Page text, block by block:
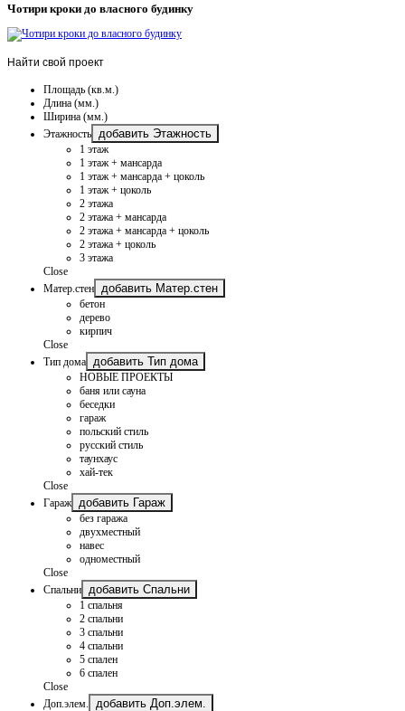
Чотири кроки до власного будинку
Найти свой проект
Площадь (кв.м.)
Длина (мм.)
Ширина (мм.)
Этажность
добавить Этажность
1 этаж
1 этаж + мансарда
1 этаж + мансарда + цоколь
1 этаж + цоколь
2 этажа
2 этажа + мансарда
2 этажа + мансарда + цоколь
2 этажа + цоколь
3 этажа
Close
Матер.стен
добавить Матер.стен
бетон
дерево
кирпич
Close
Тип дома
добавить Тип дома
НОВЫЕ ПРОЕКТЫ
баня или сауна
беседки
гараж
польский стиль
русский стиль
таунхаус
хай-тек
Close
Гараж
добавить Гараж
без гаража
двухместный
навес
одноместный
Close
Спальни
добавить Спальни
1 спальня
2 спальни
3 спальни
4 спальни
5 спален
6 спален
Close
Доп.элем.
добавить Доп.элем.